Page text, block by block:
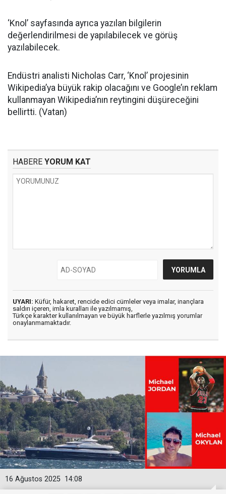
‘Knol’ sayfasında ayrıca yazılan bilgilerin
değerlendirilmesi de yapılabilecek ve görüş
yazılabilecek.
Endüstri analisti Nicholas Carr, ‘Knol’ projesinin
Wikipedia’ya büyük rakip olacağını ve Google’ın reklam
kullanmayan Wikipedia’nın reytingini düşüreceğini
bellirtti. (Vatan)
HABERE YORUM KAT
UYARI: Küfür, hakaret, rencide edici cümleler veya imalar, inançlara
saldırı içeren, imla kuralları ile yazılmamış,
Türkçe karakter kullanılmayan ve büyük harflerle yazılmış yorumlar
onaylanmamaktadır.
14:08
16 Ağustos 2025